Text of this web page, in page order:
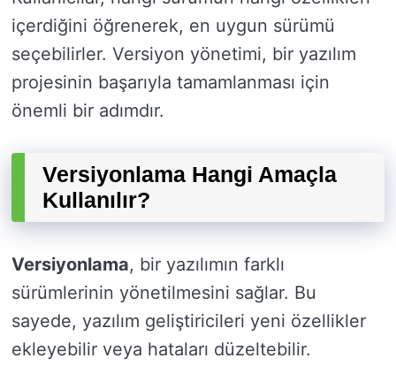
içerdiğini öğrenerek, en uygun sürümü
seçebilirler. Versiyon yönetimi, bir yazılım
projesinin başarıyla tamamlanması için
önemli bir adımdır.
Versiyonlama Hangi Amaçla
Kullanılır?
Versiyonlama, bir yazılımın farklı
sürümlerinin yönetilmesini sağlar. Bu
sayede, yazılım geliştiricileri yeni özellikler
ekleyebilir veya hataları düzeltebilir.